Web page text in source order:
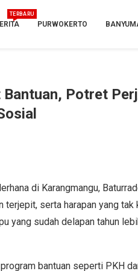
TERBARU
PURWOKERTO
Potret
di Karangmangu,
serta harapan yang tak
yang sudah delapan tahun
bantuan seperti PKH